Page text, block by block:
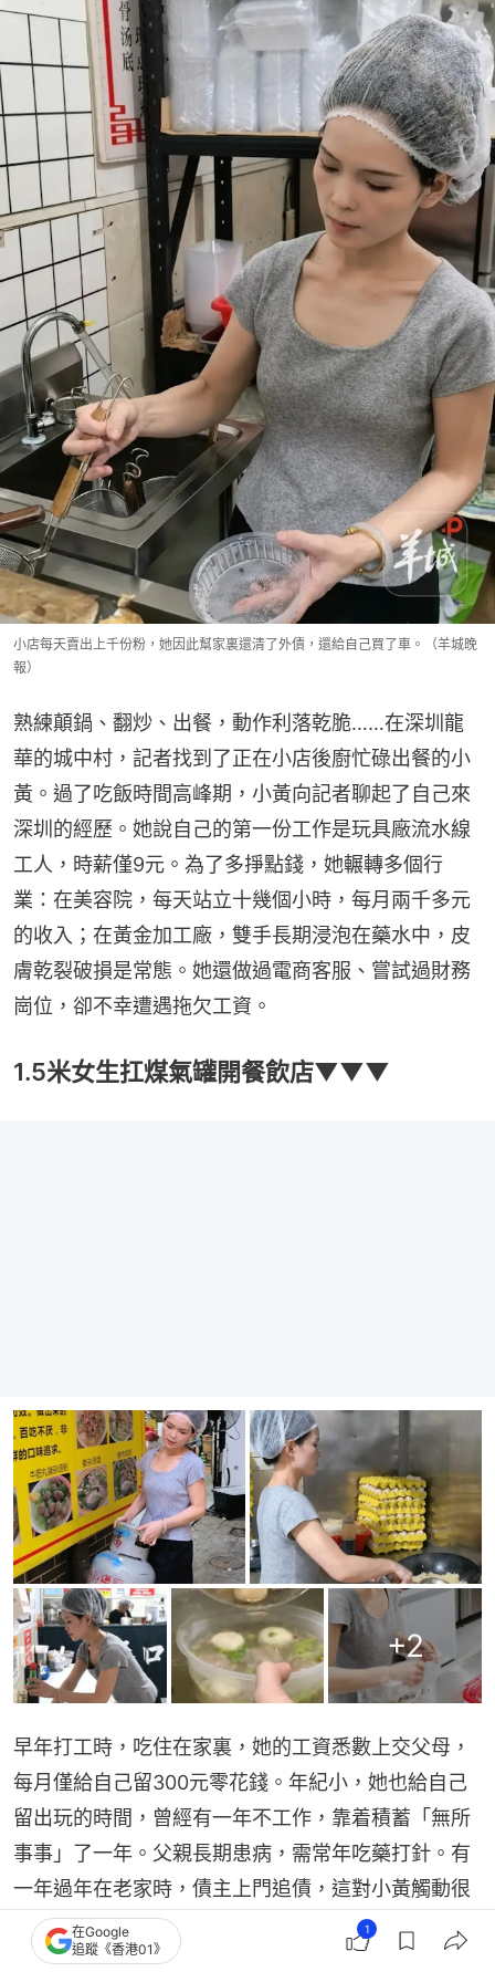
小店每天賣出上千份粉，她因此幫家裏還清了外債，還給自己買了車。（羊城晚
報）
熟練顛鍋、翻炒、出餐，動作利落乾脆……在深圳龍
華的城中村，記者找到了正在小店後廚忙碌出餐的小
黃。過了吃飯時間高峰期，小黃向記者聊起了自己來
深圳的經歷。她說自己的第一份工作是玩具廠流水線
工人，時薪僅9元。為了多掙點錢，她輾轉多個行
業：在美容院，每天站立十幾個小時，每月兩千多元
的收入；在黃金加工廠，雙手長期浸泡在藥水中，皮
膚乾裂破損是常態。她還做過電商客服、嘗試過財務
崗位，卻不幸遭遇拖欠工資。
1.5米女生扛煤氣罐開餐飲店▼▼▼
+2
早年打工時，吃住在家裏，她的工資悉數上交父母，
每月僅給自己留300元零花錢。年紀小，她也給自己
留出玩的時間，曾經有一年不工作，靠着積蓄「無所
事事」了一年。父親長期患病，需常年吃藥打針。有
一年過年在老家時，債主上門追債，這對小黃觸動很
大，決定自己得擔負起責任。
在Google
追蹤《香港01》
1